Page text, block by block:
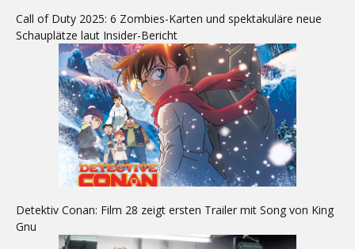
Call of Duty 2025: 6 Zombies-Karten und spektakuläre neue
Schauplätze laut Insider-Bericht
Detektiv Conan: Film 28 zeigt ersten Trailer mit Song von King
Gnu